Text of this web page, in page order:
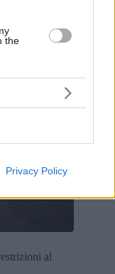
the
Privacy Policy
al